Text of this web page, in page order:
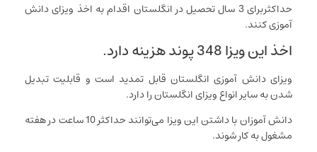
حداکثربرای 3 سال تحصیل در انگلستان اقدام به اخذ ویزای دانش
آموزی کنند.
اخذ این ویزا 348 پوند هزینه دارد.
ویزای دانش آموزی انگلستان قابل تمدید است و قابلیت تبدیل
شدن به سایر انواع ویزای انگلستان را دارد.
دانش آموزان با داشتن این ویزا می‌توانند حداکثر 10 ساعت در هفته
مشغول به کار شوند.